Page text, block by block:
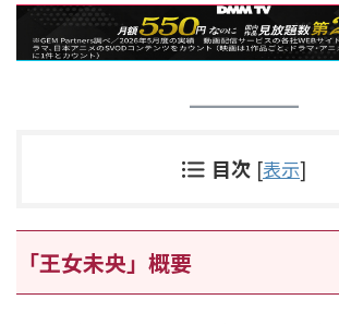
目次 [表示]
「王女未央」概要